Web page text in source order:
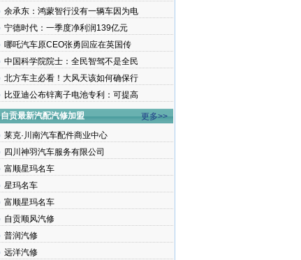
余承东：鸿蒙智行没有一辆车因为电
宁德时代：一季度净利润139亿元
哪吒汽车原CEO张勇回应在英国传
中国科学院院士：全民智驾不是全民
北方车主必看！大风天该如何确保行
比亚迪公布锌离子电池专利：可提高
自贡最新汽配汽修加盟
更多>>
莱克·川南汽车配件商业中心
四川神羽汽车服务有限公司
富顺星玛名车
星玛名车
富顺星玛名车
自贡顺风汽修
普润汽修
远洋汽修